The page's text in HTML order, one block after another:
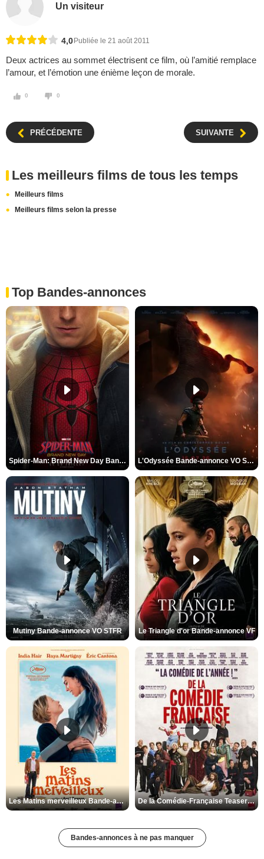
Un visiteur
4,0 Publiée le 21 août 2011
Deux actrices au sommet électrisent ce film, où l’amitié remplace
l’amour, et l’émotion une énième leçon de morale.
0 0
PRÉCÉDENTE SUIVANTE
Les meilleurs films de tous les temps
Meilleurs films
Meilleurs films selon la presse
Top Bandes-annonces
Spider-Man: Brand New Day Bande-annonce VO STFR L'Odyssée Bande-annonce VO STFR
Mutiny Bande-annonce VO STFR Le Triangle d'or Bande-annonce VF
Les Matins merveilleux Bande-annonce VF De la Comédie-Française Teaser VF
Bandes-annonces à ne pas manquer